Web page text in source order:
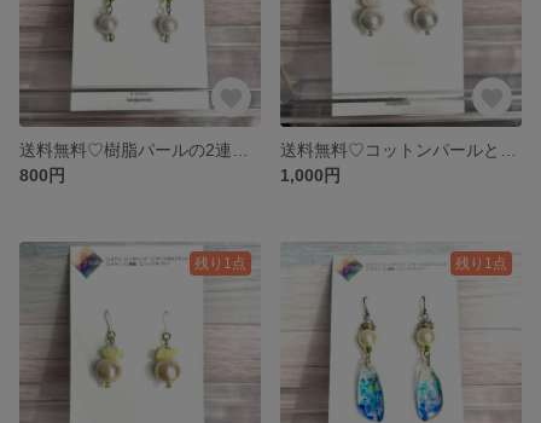
800円
1,000円
残り1点 残り1点